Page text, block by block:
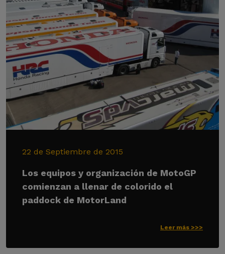
22 de Septiembre de 2015
Los equipos y organización de MotoGP
comienzan a llenar de colorido el
paddock de MotorLand
Leer más >>>